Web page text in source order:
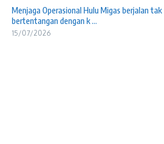
Menjaga Operasional Hulu Migas berjalan tak
bertentangan dengan k ...
15/07/2026